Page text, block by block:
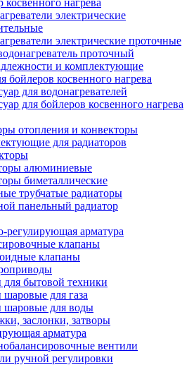
косвенного нагрева
электрические
электрические проточные
проточный
и комплектующие
бойлеров косвенного нагрева
для водонагревателей
для бойлеров косвенного нагрева
отопления и конвекторы
для радиаторов
алюминиевые
биметаллические
трубчатые радиаторы
панельный радиатор
регулирующая арматура
клапаны
клапаны
бытовой техники
для газа
для воды
заслонки, затворы
арматура
вентили
ручной регулировки